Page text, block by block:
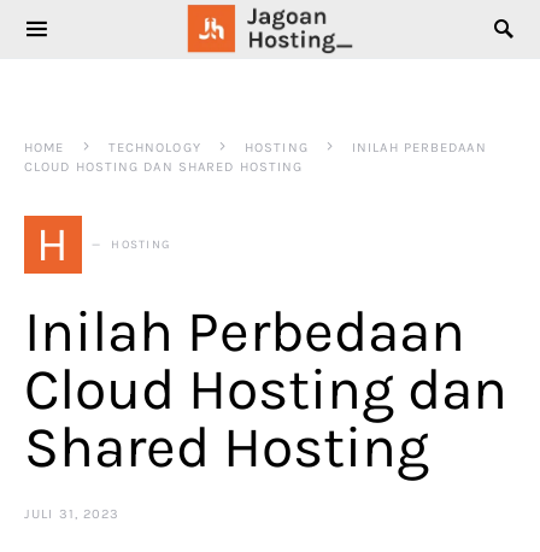
SEARCH FOR:
HOME TECHNOLOGY HOSTING
INILAH PERBEDAAN
CLOUD HOSTING DAN SHARED HOSTING
H HOSTING
Inilah Perbedaan
Cloud Hosting dan
Shared Hosting
JULI 31, 2023